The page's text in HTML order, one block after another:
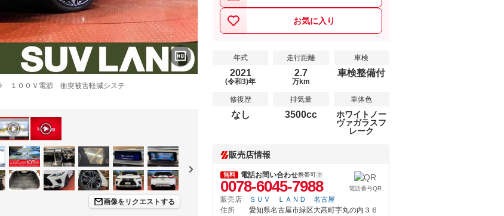
１００Ｖ電源 衝突被害軽減システ
画像をリクエストする
お気に入り
年式
2021
(令和3)年
走行距離
2.7
万km
車検
車検整備付
修復歴
なし
排気量
3500cc
車体色
ホワイトノー
ヴァガラスフ
レーク
販売店情報
無料 電話お問い合わせ携帯可
0078-6045-7988 電話番号QR
販売店
ＳＵＶ ＬＡＮＤ 名古屋
住所
愛知県名古屋市緑区大高町字丸の内３６